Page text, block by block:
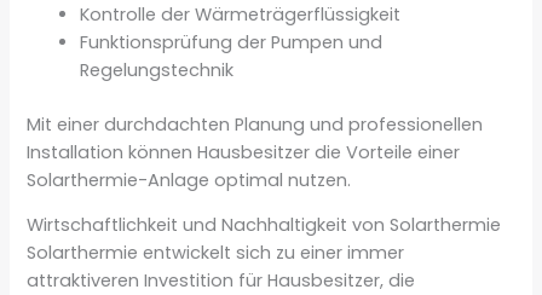
Kontrolle der Wärmeträgerflüssigkeit
Funktionsprüfung der Pumpen und
Regelungstechnik
Mit einer durchdachten Planung und professionellen
Installation können Hausbesitzer die Vorteile einer
Solarthermie-Anlage optimal nutzen.
Wirtschaftlichkeit und Nachhaltigkeit von Solarthermie
Solarthermie entwickelt sich zu einer immer
attraktiveren Investition für Hausbesitzer, die